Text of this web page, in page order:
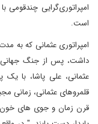
امپراتوری‌گرایی چندقومی
‌است.
عثمانی، علی پاشا، با یک
قلمروهای عثمانی‌، زمانی
قرن زمان و جوی های خون